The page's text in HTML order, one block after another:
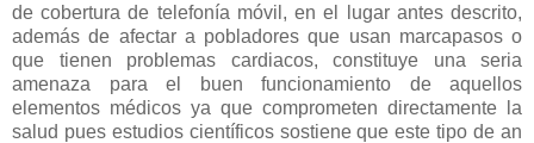
de cobertura de telefonía móvil, en el lugar antes descrito,
además de afectar a pobladores que usan marcapasos o
que tienen problemas cardiacos, constituye una seria
amenaza para el buen funcionamiento de aquellos
elementos médicos ya que comprometen directamente la
salud pues estudios científicos sostiene que este tipo de an